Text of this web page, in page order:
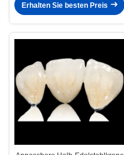
Erhalten Sie besten Preis